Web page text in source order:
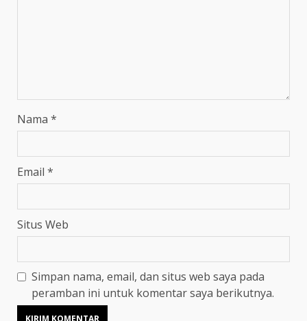
Nama *
Email *
Situs Web
Simpan nama, email, dan situs web saya pada
peramban ini untuk komentar saya berikutnya.